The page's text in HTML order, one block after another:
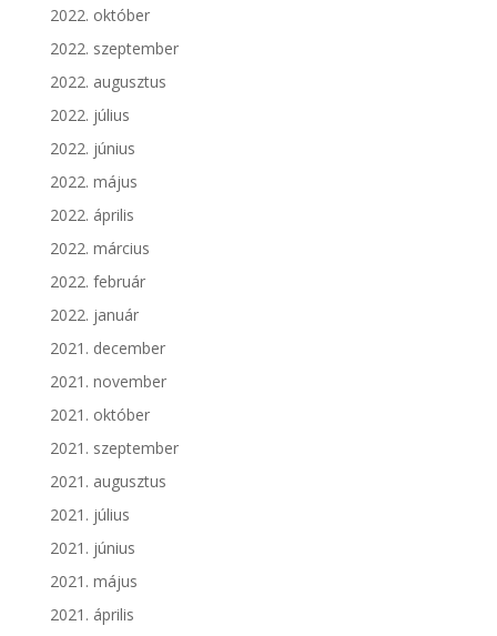
2022. október
2022. szeptember
2022. augusztus
2022. július
2022. június
2022. május
2022. április
2022. március
2022. február
2022. január
2021. december
2021. november
2021. október
2021. szeptember
2021. augusztus
2021. július
2021. június
2021. május
2021. április